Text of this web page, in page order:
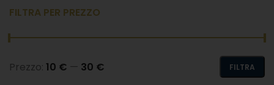
FILTRA PER PREZZO
FILTRA
Prezzo: 10 € — 30 €